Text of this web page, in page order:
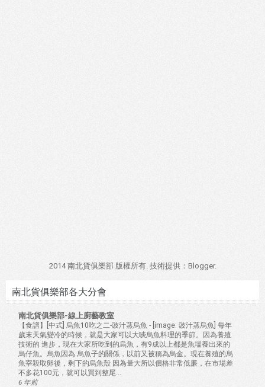
2014 南北貨俱樂部 版權所有. 技術提供： Blogger.
南北貨俱樂部各大分會
南北貨俱樂部-線上廚藝教室
【食譜】[中式] 烏魚10吃之二-豉汁蒸烏魚 - [image: 豉汁蒸烏魚] 每年
歲末天氣變冷的時候，就是大家可以大啖烏魚料理的季節。因為養殖
技術的 進步，現在大家所吃到的烏魚，有9成以上都是魚塭養出來的
烏仔魚。烏魚因為 烏魚子的關係，以前又被稱為烏金。現在養殖的烏
魚宰殺取卵後，剩下的烏魚殼 因為量大所以價格非常低廉，在市場差
不多花100元，就可以買到整尾...
6 年前